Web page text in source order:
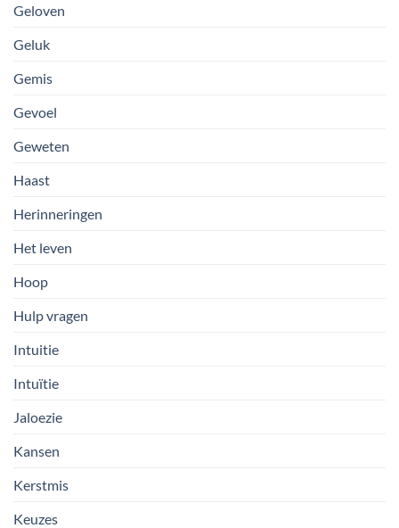
Geloven
Geluk
Gemis
Gevoel
Geweten
Haast
Herinneringen
Het leven
Hoop
Hulp vragen
Intuitie
Intuïtie
Jaloezie
Kansen
Kerstmis
Keuzes